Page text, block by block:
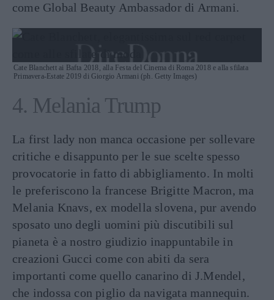
come Global Beauty Ambassador di Armani.
Cate Blanchett ai Bafta 2018, alla Festa del Cinema di Roma 2018 e alla sfilata
Primavera-Estate 2019 di Giorgio Armani (ph. Getty Images)
4. Melania Trump
La first lady non manca occasione per sollevare
critiche e disappunto per le sue scelte spesso
provocatorie in fatto di abbigliamento. In molti
le preferiscono la francese Brigitte Macron, ma
Melania Knavs, ex modella slovena, pur avendo
sposato uno degli uomini più discutibili sul
pianeta è a nostro giudizio inappuntabile in
creazioni Gucci come con abiti da sera
importanti come quello canarino di J.Mendel,
che indossa con piglio da navigata mannequin.